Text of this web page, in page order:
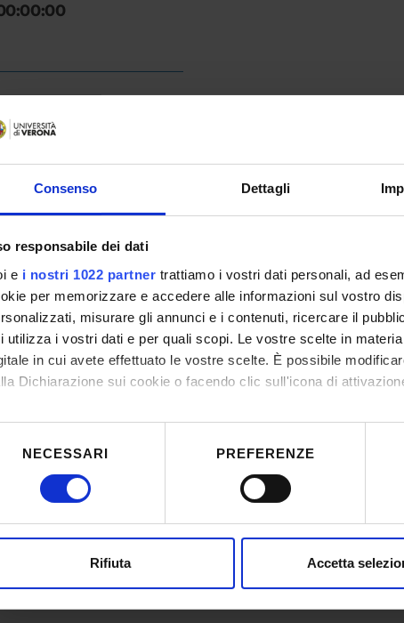
Consenso Dettagli
responsabile dei dati
e i nostri 1022 partner trattiamo i vostri dati personali, ad
per memorizzare e accedere alle informazioni sul vostro
misurare gli annunci e i contenuti, ricercare il
utilizza i vostri dati e per quali scopi. Le vostre scelte in
in cui avete effettuato le vostre scelte. È possibile
Dichiarazione sui cookie o facendo clic sull'icona di
il tuo consenso, vorremmo anche:
raccogliere informazioni sulla tua posizione geografica, con
come vengono elaborati i tuoi dati personali e
i cookie per personalizzare contenuti ed annunci, per
NECESSARI PREFERENZE
Rifiuta Accetta
assegnisti
27/3/2024